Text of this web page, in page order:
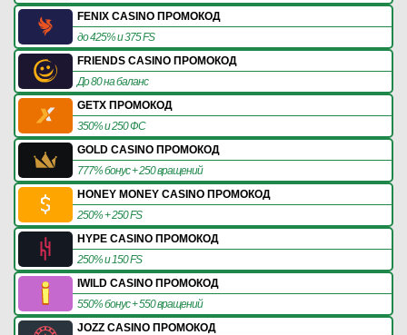
FENIX CASINO ПРОМОКОД
до 425% и 375 FS
FRIENDS CASINO ПРОМОКОД
До 80 на баланс
GETX ПРОМОКОД
350% и 250 ФС
GOLD CASINO ПРОМОКОД
777% бонус + 250 вращений
HONEY MONEY CASINO ПРОМОКОД
250% + 250 FS
HYPE CASINO ПРОМОКОД
250% и 150 FS
IWILD CASINO ПРОМОКОД
550% бонус + 550 вращений
JOZZ CASINO ПРОМОКОД